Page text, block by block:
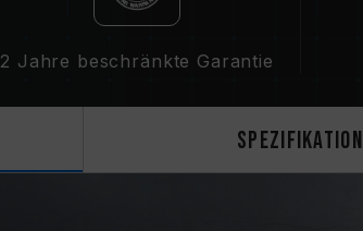
2 Jahre beschränkte Garantie
Spezifikation